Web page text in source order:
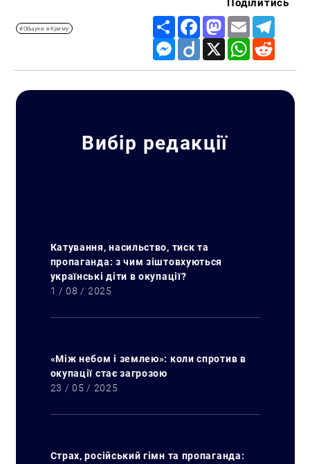
#Обшуки в Криму
Поділитись
Share FacebookMastodon
Email
Messenger
Diigo X WhatsApp
Вибір редакції
Катування, насильство, тиск та
пропаганда: з чим зіштовхуються
українські діти в окупації?
1 / 08 / 2025
«Між небом і землею»: коли спротив в
окупації стає загрозою
23 / 05 / 2025
Страх, російський гімн та пропаганда: